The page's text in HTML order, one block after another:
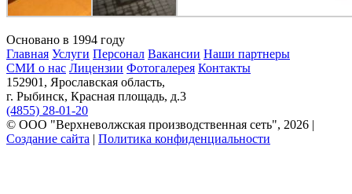
Основано в 1994 году
Главная Услуги Персонал Вакансии Наши партнеры
СМИ о нас Лицензии Фотогалерея Контакты
152901, Ярославская область,
г. Рыбинск, Красная площадь, д.3
(4855) 28-01-20
© ООО "Верхневолжская производственная сеть", 2026 |
Создание сайта | Политика конфиденциальности